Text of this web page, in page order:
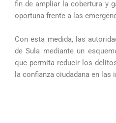
fin de ampliar la cobertura y
oportuna frente a las
Con esta medida, las
de Sula mediante un
que permita reducir los
la confianza ciudadana en